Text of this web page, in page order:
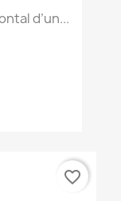
d’un...
favorite_border